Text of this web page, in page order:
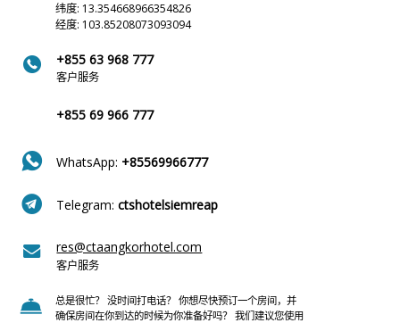
纬度: 13.354668966354826
经度: 103.85208073093094
+855 63 968 777
客户服务
+855 69 966 777
WhatsApp: +85569966777
Telegram:ctshotelsiemreap
res@ctaangkorhotel.com
客户服务
总是很忙？ 没时间打电话？ 你想尽快预订一个房间，并
确保房间在你到达的时候为你准备好吗？ 我们建议您使用